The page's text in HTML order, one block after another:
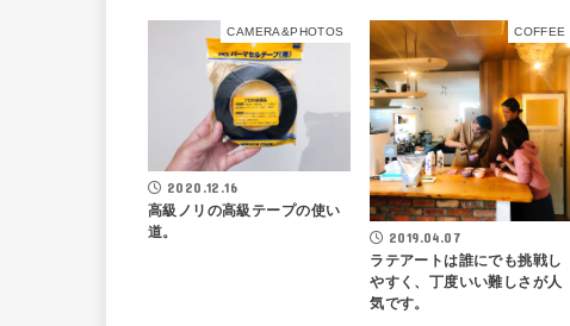
CAMERA&PHOTOS
2020.12.16
高級ノリの高級テープの使い
道。
COFFEE
2019.04.07
ラテアートは誰にでも挑戦し
やすく、丁度いい難しさが人
気です。